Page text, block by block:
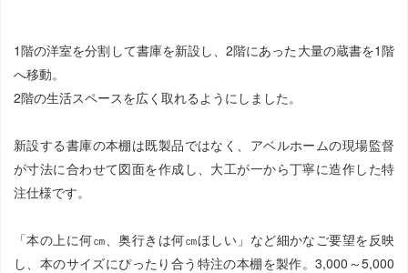
1階の洋室を分割して書庫を新設し、2階にあった大量の蔵書を1階
へ移動。
2階の生活スペースを広く取れるようにしました。
新設する書庫の本棚は既製品ではなく、アベルホームの現場監督
が寸法に合わせて図面を作成し、大工が一から丁寧に造作した特
注仕様です。
「本の上に何㎝、奥行きは何㎝ほしい」など細かなご要望を反映
し、本のサイズにぴったり合う特注の本棚を製作。3,000～5,000